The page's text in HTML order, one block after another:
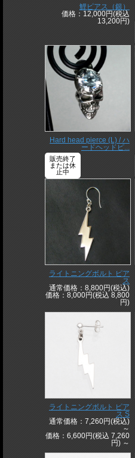
鯉ピアス（銀）
価格：12,000円(税込
13,200円)
Hard head pierce (L) / ハ
ードヘッドピ...
販売終了
または休
止中
ライトニングボルト ピア
ス
通常価格：8,800円(税込)
価格：8,000円(税込 8,800
円)
ライトニングボルト ピア
ス S
通常価格：7,260円(税込)
～
価格：6,600円(税込 7,260
円) ～